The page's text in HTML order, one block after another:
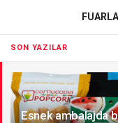
SON YAZILAR
Esnek ambalajda